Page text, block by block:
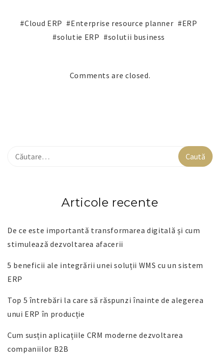
Cloud ERP Enterprise resource planner
ERP
solutie ERP
solutii business
Comments are closed.
Articole recente
De ce este importantă transformarea digitală și cum
stimulează dezvoltarea afacerii
5 beneficii ale integrării unei soluții WMS cu un sistem
ERP
Top 5 întrebări la care să răspunzi înainte de alegerea
unui ERP în producție
Cum susțin aplicațiile CRM moderne dezvoltarea
companiilor B2B